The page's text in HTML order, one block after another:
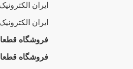
ایران
ایران الکترونیک 2 (خیابان سعدی ، پاینتر از چهار راه نظام وفا) به مدیریت آقای اصلاح کار
فروشگاه
فروشگاه قطعات